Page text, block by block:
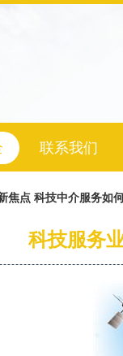
联系我们
焦点 科技中介服务如
科技服务